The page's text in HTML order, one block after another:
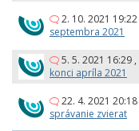
2. 10. 2021 19:22
septembra 2021
5. 5. 2021 16:29 ,
konci apríla 2021
22. 4. 2021 20:18
správanie zvierat